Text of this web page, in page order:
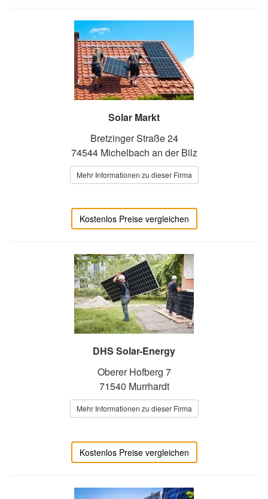
Solar Markt
Bretzinger Straße 24
74544 Michelbach an der Bilz
Mehr Informationen zu dieser Firma
Kostenlos Preise vergleichen
DHS Solar-Energy
Oberer Hofberg 7
71540 Murrhardt
Mehr Informationen zu dieser Firma
Kostenlos Preise vergleichen